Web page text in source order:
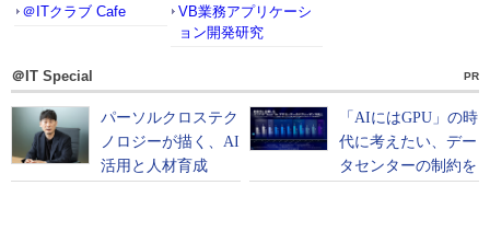
＠ITクラブ Cafe
VB業務アプリケーシ
ョン開発研究
＠IT Special PR